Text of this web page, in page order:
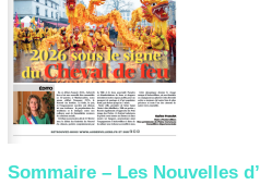
Sommaire – Les Nouvelles